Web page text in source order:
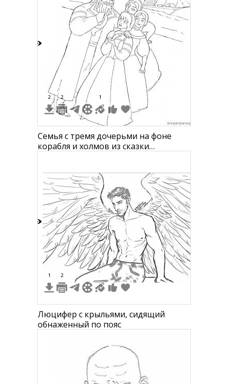
2 2 1
Семья с тремя дочерьми на фоне
корабля и холмов из сказки
1 2
Люцифер с крыльями, сидящий
обнаженный по пояс